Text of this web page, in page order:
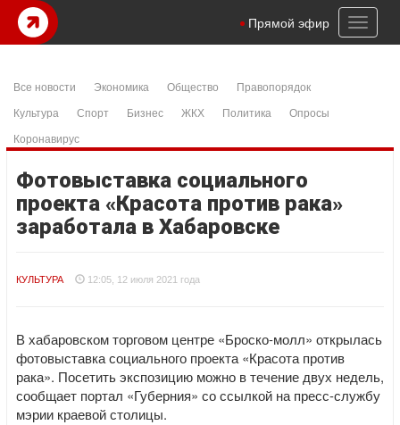
Toggle
Прямой эфир
Все новости Экономика Общество
Правопорядок
Культура
Спорт Бизнес ЖКХ Политика
Опросы
Коронавирус
Фотовыставка социального
проекта «Красота против рака»
заработала в Хабаровске
КУЛЬТУРА 12:05, 12 июля 2021 года
В хабаровском торговом центре «Броско-молл» открылась
фотовыставка социального проекта «Красота против
рака». Посетить экспозицию можно в течение двух недель,
сообщает портал «Губерния» со ссылкой на пресс-службу
мэрии краевой столицы.